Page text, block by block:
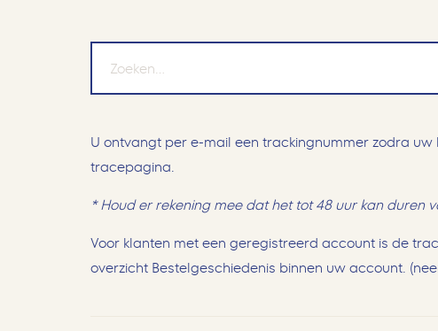
U ontvangt per e-mail een trackingnummer zodra
tracepagina.
* Houd er rekening mee dat het tot 48 uur kan
Voor klanten met een geregistreerd account is de
overzicht Bestelgeschiedenis binnen uw account.